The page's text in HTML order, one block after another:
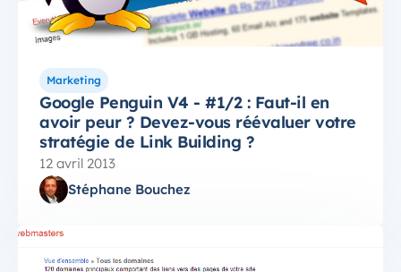
Marketing
Google Penguin V4 - #1/2 : Faut-il en
avoir peur ? Devez-vous réévaluer votre
stratégie de Link Building ?
12 avril 2013
Stéphane Bouchez